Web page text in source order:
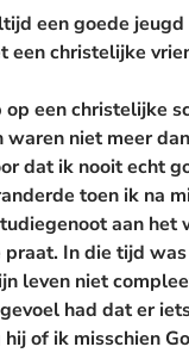
een goede
een christelijke
een christelijke
niet meer
dat ik nooit echt
toen ik na
aan
In die tijd
leven niet
had dat er
of ik misschien